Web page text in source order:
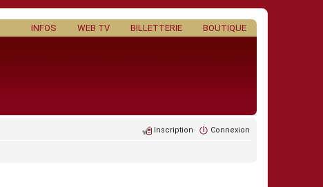
BOUTIQUE
BILLETTERIE
WEB TV
INFOS
Connexion
Inscription